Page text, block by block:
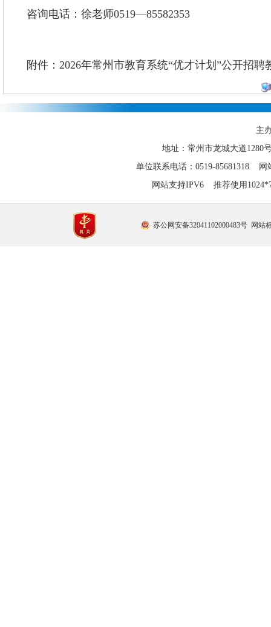
咨询电话：徐老师0519—85582353
附件：2026年常州市教育系统“优才计划”公开招
主
地址：常州市龙城大道
单位联系电话：0519-85681318 网
网站支持IPV6 推荐使用
苏公网安备32041102000483号 网站